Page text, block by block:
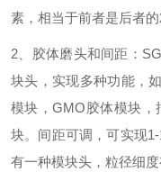
素，相当于前者是后者
2、胶体磨头和间距：
块头，实现多种功能，
模块，GMO胶体模块，
块。间距可调，可实现
有一种模块头，粒径细